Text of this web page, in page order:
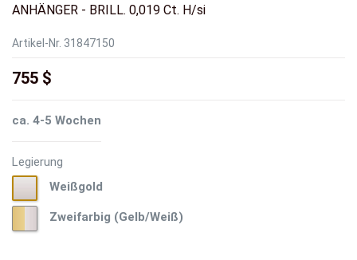
ANHÄNGER - BRILL. 0,019 Ct. H/si
Artikel-Nr. 31847150
755 $
ca. 4-5 Wochen
Legierung
WeißgoldWeißgold
Zweifarbig
(Gelb/Weiß)
Zweifarbig (Gelb/Weiß)